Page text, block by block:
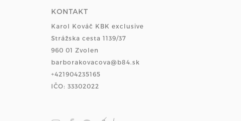
KONTAKT
Karol Kováč KBK exclusive
Strážska cesta 1139/37
960 01 Zvolen
barborakovacova@b84.sk
+421904235165
IČO: 33302022